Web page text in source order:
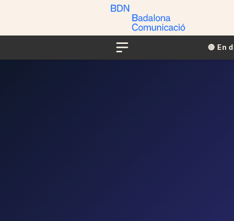
Menu
🔴​​ En